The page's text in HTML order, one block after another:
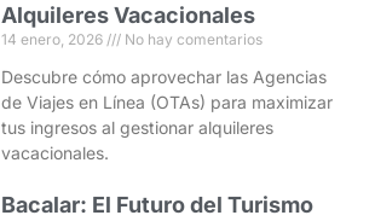
Alquileres Vacacionales
14 enero, 2026 No hay comentarios
Descubre cómo aprovechar las Agencias
de Viajes en Línea (OTAs) para maximizar
tus ingresos al gestionar alquileres
vacacionales.
Bacalar: El Futuro del Turismo